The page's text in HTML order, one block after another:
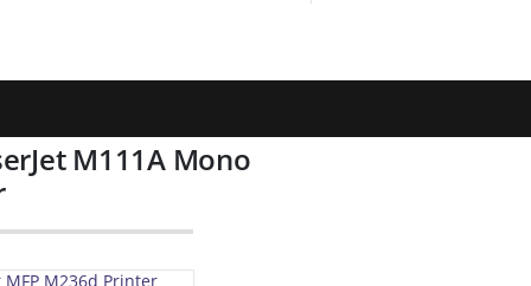
M111A Mono
MFP M236d Printer